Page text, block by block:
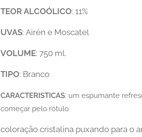
TEOR ALCOÓLICO: 11%
UVAS: Airén e Moscatel
VOLUME: 750 ml.
TIPO: Branco
CARACTERISTICAS: um espumante
começar pelo rótulo
coloração cristalina puxando para o